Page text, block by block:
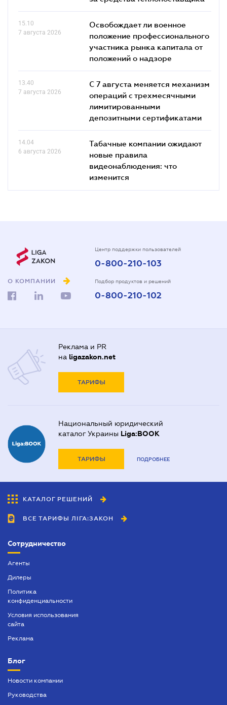
15.10
7 августа 2026
Освобождает ли военное
положение профессионального
участника рынка капитала от
положений о надзоре
13.40
7 августа 2026
С 7 августа меняется механизм
операций с трехмесячными
лимитированными
депозитными сертификатами
14.04
6 августа 2026
Табачные компании ожидают
новые правила
видеонаблюдения: что
изменится
О КОМПАНИИ
Центр поддержки пользователей
0-800-210-103
Подбор продуктов и решений
0-800-210-102
Реклама и PR
на ligazakon.net
ТАРИФЫ
Национальный юридический
каталог Украины Liga:BOOK
ТАРИФЫ ПОДРОБНЕЕ
КАТАЛОГ РЕШЕНИЙ
ВСЕ ТАРИФЫ ЛІГА:ЗАКОН
Сотрудничество
Агенты
Дилеры
Политика
конфиденциальности
Условия использования
сайта
Реклама
Блог
Новости компании
Руководства